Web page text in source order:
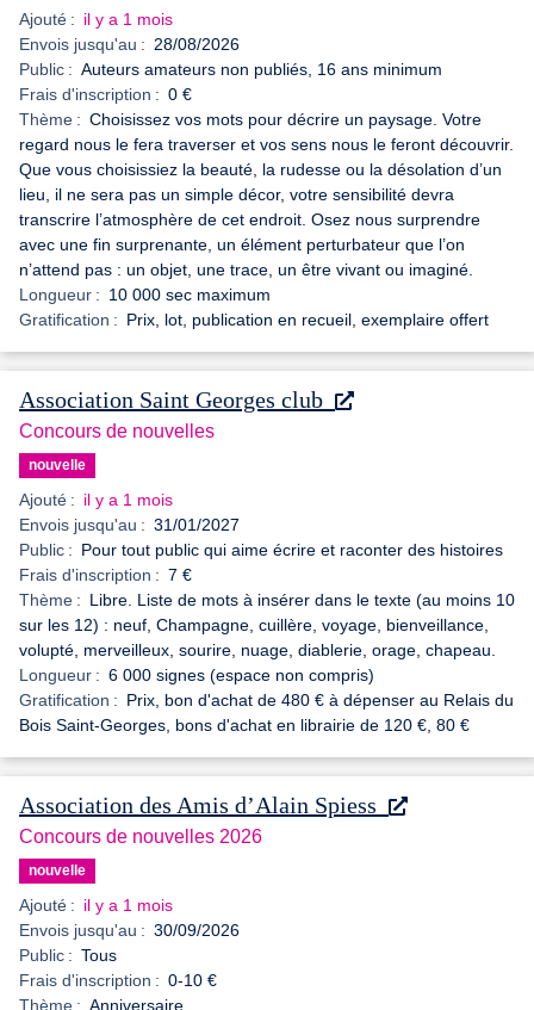
Ajouté : il y a 1 mois
Envois jusqu'au : 28/08/2026
Public : Auteurs amateurs non publiés, 16 ans minimum
Frais d'inscription : 0 €
Thème : Choisissez vos mots pour décrire un paysage. Votre
regard nous le fera traverser et vos sens nous le feront découvrir.
Que vous choisissiez la beauté, la rudesse ou la désolation d’un
lieu, il ne sera pas un simple décor, votre sensibilité devra
transcrire l’atmosphère de cet endroit. Osez nous surprendre
avec une fin surprenante, un élément perturbateur que l’on
n’attend pas : un objet, une trace, un être vivant ou imaginé.
Longueur : 10 000 sec maximum
Gratification : Prix, lot, publication en recueil, exemplaire offert
Association Saint Georges club
Concours de nouvelles
nouvelle
Ajouté : il y a 1 mois
Envois jusqu'au : 31/01/2027
Public : Pour tout public qui aime écrire et raconter des histoires
Frais d'inscription : 7 €
Thème : Libre. Liste de mots à insérer dans le texte (au moins 10
sur les 12) : neuf, Champagne, cuillère, voyage, bienveillance,
volupté, merveilleux, sourire, nuage, diablerie, orage, chapeau.
Longueur : 6 000 signes (espace non compris)
Gratification : Prix, bon d'achat de 480 € à dépenser au Relais du
Bois Saint-Georges, bons d'achat en librairie de 120 €, 80 €
Association des Amis d’Alain Spiess
Concours de nouvelles 2026
nouvelle
Ajouté : il y a 1 mois
Envois jusqu'au : 30/09/2026
Public : Tous
Frais d'inscription : 0-10 €
Thème : Anniversaire.